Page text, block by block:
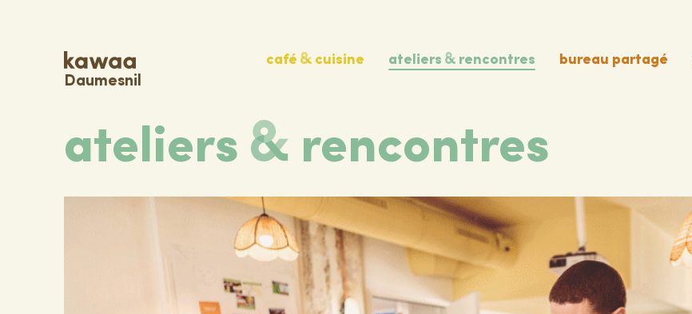
Daumesnil
café cuisine ateliers rencontres bureau partagé
ateliers rencontres